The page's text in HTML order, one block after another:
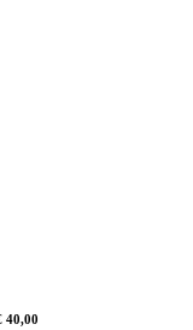
40,00